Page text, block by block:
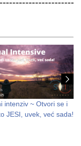
intenziv ~ Otvori se i
JESI, uvek, već sada!